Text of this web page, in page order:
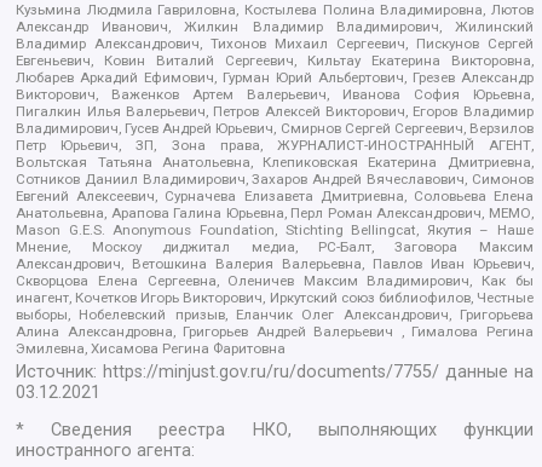
Кузьмина Людмила Гавриловна, Костылева Полина Владимировна, Лютов
Александр Иванович, Жилкин Владимир Владимирович, Жилинский
Владимир Александрович, Тихонов Михаил Сергеевич, Пискунов Сергей
Евгеньевич, Ковин Виталий Сергеевич, Кильтау Екатерина Викторовна,
Любарев Аркадий Ефимович, Гурман Юрий Альбертович, Грезев Александр
Викторович, Важенков Артем Валерьевич, Иванова София Юрьевна,
Пигалкин Илья Валерьевич, Петров Алексей Викторович, Егоров Владимир
Владимирович, Гусев Андрей Юрьевич, Смирнов Сергей Сергеевич, Верзилов
Петр Юрьевич, ЗП, Зона права, ЖУРНАЛИСТ-ИНОСТРАННЫЙ АГЕНТ,
Вольтская Татьяна Анатольевна, Клепиковская Екатерина Дмитриевна,
Сотников Даниил Владимирович, Захаров Андрей Вячеславович, Симонов
Евгений Алексеевич, Сурначева Елизавета Дмитриевна, Соловьева Елена
Анатольевна, Арапова Галина Юрьевна, Перл Роман Александрович, МЕМО,
Mason G.E.S. Anonymous Foundation, Stichting Bellingcat, Якутия – Наше
Мнение, Москоу диджитал медиа, РС-Балт, Заговора Максим
Александрович, Ветошкина Валерия Валерьевна, Павлов Иван Юрьевич,
Скворцова Елена Сергеевна, Оленичев Максим Владимирович, Как бы
инагент, Кочетков Игорь Викторович, Иркутский союз библиофилов, Честные
выборы, Нобелевский призыв, Еланчик Олег Александрович, Григорьева
Алина Александровна, Григорьев Андрей Валерьевич , Гималова Регина
Эмилевна, Хисамова Регина Фаритовна
Источник: https://minjust.gov.ru/ru/documents/7755/ данные на
03.12.2021
* Сведения реестра НКО, выполняющих функции
иностранного агента: